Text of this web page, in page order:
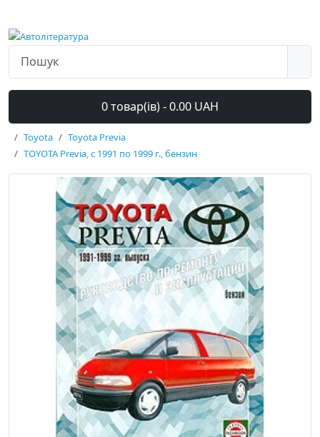
0 товар(ів) - 0.00 UAH
Toyota
Toyota Previa
TOYOTA Previa, с 1991 по 1999 г., бензин